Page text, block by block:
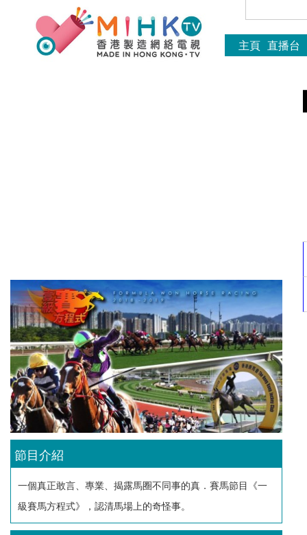
主頁 直播台
節目介紹
一個真正敢言、專業、揭露馬圈不同事的真．賽馬節目《一
級賽馬方程式》，認清馬場上的奇怪事。